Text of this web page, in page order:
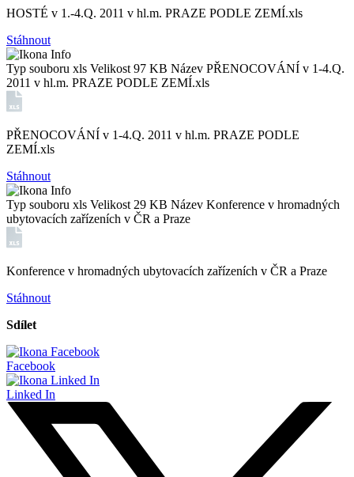
HOSTÉ v 1.-4.Q. 2011 v hl.m. PRAZE PODLE ZEMÍ.xls
Stáhnout
Typ souboru xls Velikost 97 KB Název PŘENOCOVÁNÍ v 1-4.Q.
2011 v hl.m. PRAZE PODLE ZEMÍ.xls
PŘENOCOVÁNÍ v 1-4.Q. 2011 v hl.m. PRAZE PODLE
ZEMÍ.xls
Stáhnout
Typ souboru xls Velikost 29 KB Název Konference v hromadných
ubytovacích zařízeních v ČR a Praze
Konference v hromadných ubytovacích zařízeních v ČR a Praze
Stáhnout
Sdílet
Facebook
Linked In